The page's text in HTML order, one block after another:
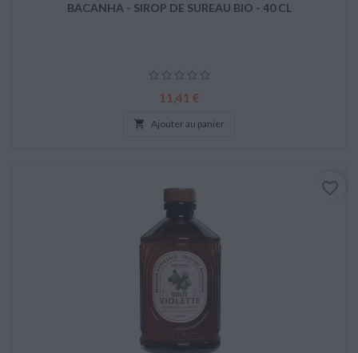
BACANHA - SIROP DE SUREAU BIO - 40 CL
Prix
11,41 €
 Ajouter au panier
favorite_border